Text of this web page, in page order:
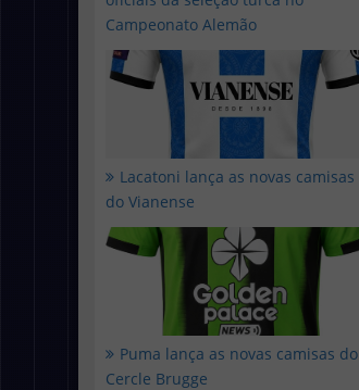
Campeonato Alemão
Lacatoni lança as novas camisas
do Vianense
Puma lança as novas camisas do
Cercle Brugge